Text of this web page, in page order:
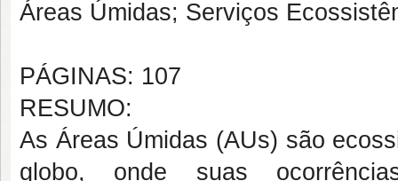
Áreas Úmidas; Serviços
PÁGINAS: 107
RESUMO:
As Áreas Úmidas (AUs) são
globo, onde suas